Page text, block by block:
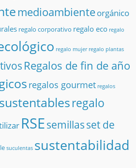
medioambienteorgánico
regalo corporativo regalo eco regalo
regalo mujer regalo plantas
Regalos de fin de año
regalos gourmet regalos
regalo
RSEsemillasset de
suculentas sustentabilidad